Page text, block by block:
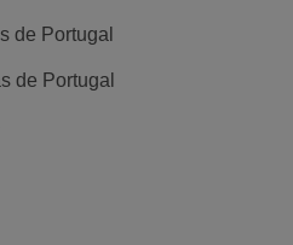
de Portugal
de Portugal